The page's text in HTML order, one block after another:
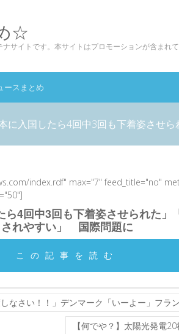
☆
サイトです。本サイトはプロモーションが含まれて
ースまとめ
本に入国したら4回中3回も下着姿さ
index.rdf" max="7" feed_title="no"
ら4回中3回も下着姿させられた」
されやすい」 国際問題に
この記事を読む
なさい！！」デンマーク「いーよー」フラ
【何でや？】太陽光発電